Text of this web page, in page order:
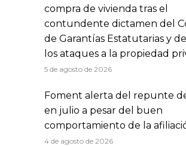
compra de vivienda tras el
contundente dictamen del
de Garantías Estatutarias y
los ataques a la propiedad
5 de agosto de 2026
Foment alerta del repunte
en julio a pesar del buen
comportamiento de la
4 de agosto de 2026